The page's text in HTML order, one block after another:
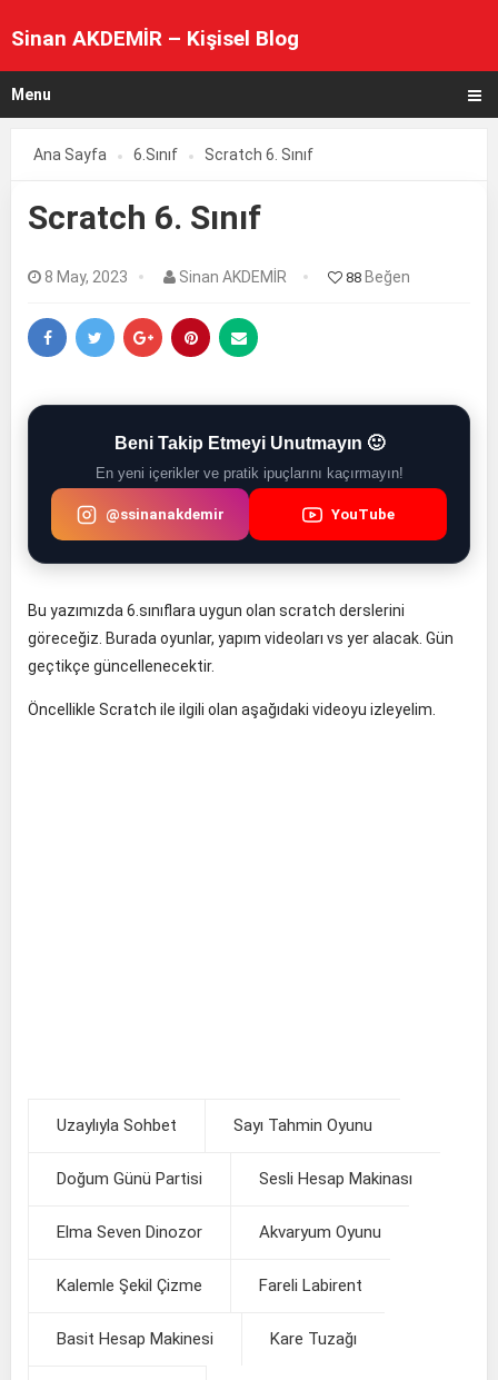
Sinan AKDEMİR – Kişisel Blog
Menu
Ana Sayfa 6.Sınıf Scratch 6. Sınıf
Scratch 6. Sınıf
8 May, 2023 Sinan AKDEMİR 88 Beğen
Beni Takip Etmeyi Unutmayın 🙂
En yeni içerikler ve pratik ipuçlarını kaçırmayın!
@ssinanakdemir YouTube
Bu yazımızda 6.sınıflara uygun olan scratch derslerini
göreceğiz. Burada oyunlar, yapım videoları vs yer alacak. Gün
geçtikçe güncellenecektir.
Öncellikle Scratch ile ilgili olan aşağıdaki videoyu izleyelim.
Uzaylıyla Sohbet Sayı Tahmin Oyunu
Doğum Günü Partisi Sesli Hesap Makinası
Elma Seven Dinozor Akvaryum Oyunu
Kalemle Şekil Çizme Fareli Labirent
Basit Hesap Makinesi Kare Tuzağı